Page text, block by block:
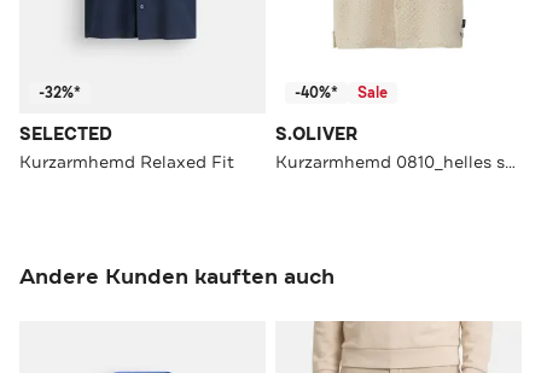
-32%*
SELECTED
Kurzarmhemd Relaxed Fit
-40%* Sale
S.OLIVER
Kurzarmhemd 0810_helles sand Loose Fit
Andere Kunden kauften auch